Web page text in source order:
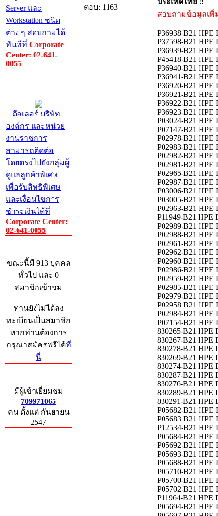
Server และ
Workstation ชนิด
ต่าง ๆ สอบถามได้
ทันทีที่ Corporate
Center: 02-641-
0055
ดีลเลอร์ บริษัท
องค์กร และหน่วย
งานราชการ
สามารถติดต่อ
โดยตรงไปยังกลุ่มผู้
ดูแลลูกค้าพิเศษ
เพื่อรับสิทธิพิเศษ
และเงื่อนไขการ
ชำระเงินได้ที่
Corporate Center:
02-641-0055
ขณะนี้มี 913 บุคคล
ทั่วไป และ 0
สมาชิกเข้าชม
ท่านยังไม่ได้ลง
ทะเบียนเป็นสมาชิก
หากท่านต้องการ
กรุณาสมัครฟรีได้ที่
นี่
มีผู้เข้าเยี่ยมชม
709971065
คน ตั้งแต่ กันยายน
2547
ตอบ: 1163
ประเทศไทย !!
สอบถามข้อมูลเพิ่
P36938-B21 HPE
P37598-B21 HPE
P36939-B21 HPE
P45418-B21 HPE
P36940-B21 HPE
P36941-B21 HPE
P36920-B21 HPE
P36921-B21 HPE
P36922-B21 HPE
P36923-B21 HPE
P03024-B21 HPE
P07147-B21 HPE
P02978-B21 HPE
P02983-B21 HPE
P02982-B21 HPE
P02981-B21 HPE
P02965-B21 HPE
P02987-B21 HPE
P03006-B21 HPE
P03005-B21 HPE
P02963-B21 HPE
P11949-B21 HPE
P02989-B21 HPE
P02988-B21 HPE
P02961-B21 HPE
P02962-B21 HPE
P02960-B21 HPE
P02986-B21 HPE
P02959-B21 HPE
P02985-B21 HPE
P02979-B21 HPE
P02958-B21 HPE
P02984-B21 HPE
P07154-B21 HPE
830265-B21 HPE
830267-B21 HPE
830278-B21 HPE
830269-B21 HPE
830274-B21 HPE
830287-B21 HPE
830276-B21 HPE
830289-B21 HPE
830291-B21 HPE
P05682-B21 HPE
P05683-B21 HPE
P12534-B21 HPE
P05684-B21 HPE
P05692-B21 HPE
P05693-B21 HPE
P05688-B21 HPE
P05710-B21 HPE
P05700-B21 HPE
P05702-B21 HPE
P11964-B21 HPE
P05694-B21 HPE